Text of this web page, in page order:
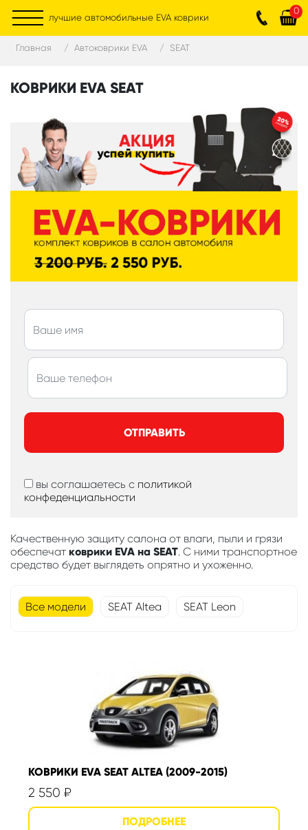
лучшие автомобильные EVA коврики
0
Главная Автоковрики EVA SEAT
КОВРИКИ EVA SEAT
ОТПРАВИТЬ
вы соглашаетесь с политикой
конфеденциальности
Качественную защиту салона от влаги, пыли и грязи
обеспечат коврики EVA на SEAT. С ними транспортное
средство будет выглядеть опрятно и ухоженно.
Все модели SEAT Altea SEAT Leon
КОВРИКИ EVA SEAT ALTEA (2009-2015)
2 550 ₽